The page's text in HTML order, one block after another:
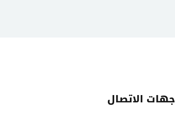
جهات الاتصال